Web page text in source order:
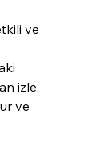
ve
izle.
ve